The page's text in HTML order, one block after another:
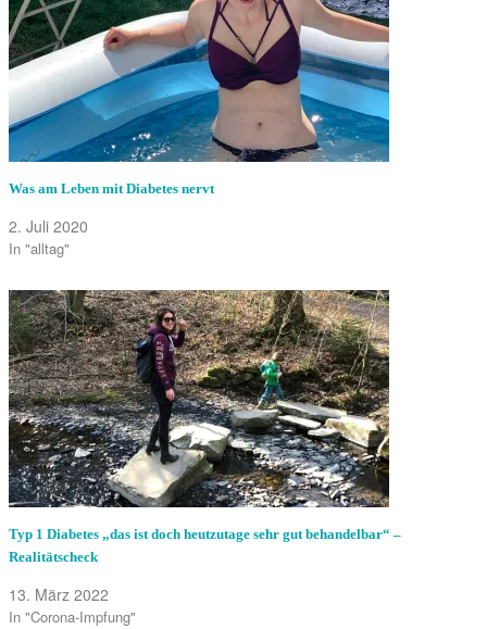
Was am Leben mit Diabetes nervt
2. Juli 2020
In "alltag"
Typ 1 Diabetes „das ist doch heutzutage sehr gut behandelbar“ –
Realitätscheck
13. März 2022
In "Corona-Impfung"